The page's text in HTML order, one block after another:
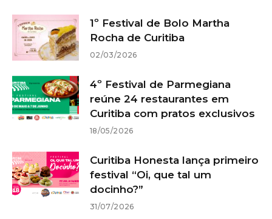
1º Festival de Bolo Martha
Rocha de Curitiba
02/03/2026
4º Festival de Parmegiana
reúne 24 restaurantes em
Curitiba com pratos exclusivos
18/05/2026
Curitiba Honesta lança primeiro
festival “Oi, que tal um
docinho?”
31/07/2026